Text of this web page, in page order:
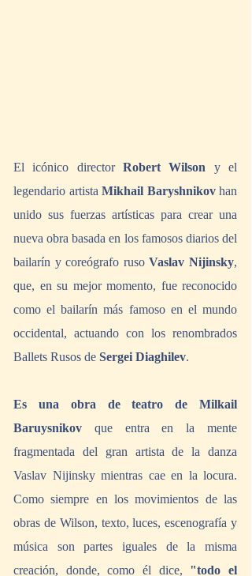
El icónico director Robert Wilson y el
legendario artista Mikhail Baryshnikov han
unido sus fuerzas artísticas para crear una
nueva obra basada en los famosos diarios del
bailarín y coreógrafo ruso Vaslav Nijinsky,
que, en su mejor momento, fue reconocido
como el bailarín más famoso en el mundo
occidental, actuando con los renombrados
Ballets Rusos de Sergei Diaghilev.
Es una obra de teatro de Milkail
Baruysnikov que entra en la mente
fragmentada del gran artista de la danza
Vaslav Nijinsky mientras cae en la locura.
Como siempre en los movimientos de las
obras de Wilson, texto, luces, escenografía y
música son partes iguales de la misma
creación, donde, como él dice, "todo el